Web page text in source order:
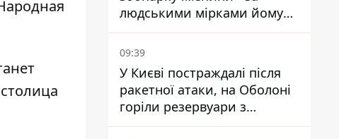
людськими мірками йому
вже понад 90 років
09:39
У Києві постраждалі після
ракетної атаки, на Оболоні
горіли резервуари з
паливом